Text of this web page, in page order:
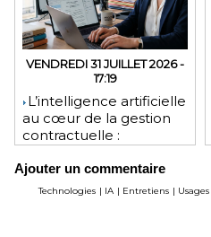
VENDREDI 31 JUILLET 2026 -
17:19
​L’intelligence artificielle
au cœur de la gestion
contractuelle :
pour les juristes ?
Ajouter un commentaire
Technologies | IA | Entretiens | Usages